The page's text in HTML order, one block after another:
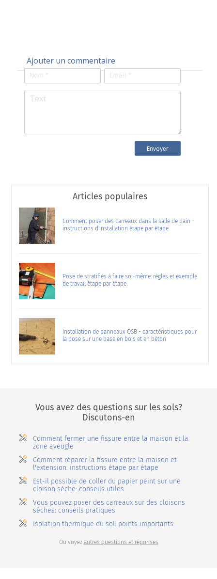
Ajouter un commentaire
Articles populaires
Comment poser des carreaux dans la salle de bain -
instructions d'installation étape par étape
Pose de stratifiés à faire soi-même: règles et exemple
de travail étape par étape
Installation de panneaux OSB - caractéristiques pour
la pose sur une base en bois et en béton
Vous avez des questions sur les sols?
Discutons-en
Comment fermer une fissure entre la maison et la
zone aveugle
Comment réparer la fissure entre la maison et
l'extension: instructions étape par étape
Est-il possible de coller du papier peint sur une
cloison sèche: conseils utiles
Vous pouvez poser des carreaux sur des cloisons
sèches: conseils pratiques
Isolation thermique du sol: points importants
Ou voyez autres questions et réponses